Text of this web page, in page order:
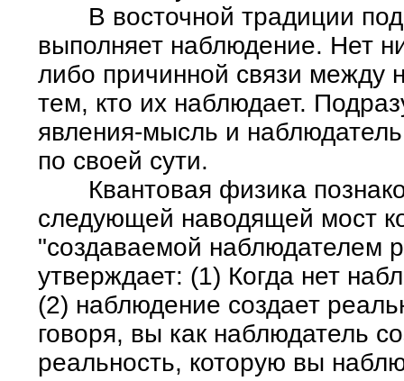
В восточной традиции
выполняет наблюдение. Нет
либо причинной связи
тем, кто их наблюдает.
явления-мысль и
по своей сути.
Квантовая физика
следующей наводящей мост
"создаваемой наблюдателем
утверждает: (1) Когда нет
(2) наблюдение создает
говоря, вы как наблюдатель
реальность, которую вы